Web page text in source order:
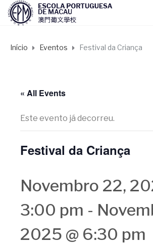
Início Eventos Festival da Criança
« All Events
Este evento já decorreu.
Festival da Criança
Novembro 22,
3:00 pm -
2025 @ 6:30 pm